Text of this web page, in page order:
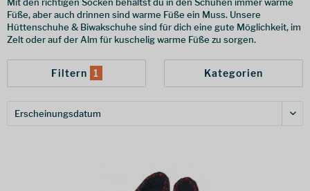
Füße, aber auch drinnen sind warme Füße ein Muss. Unsere
Hüttenschuhe & Biwakschuhe sind für dich eine gute Möglichkeit, im
Zelt oder auf der Alm für kuschelig warme Füße zu sorgen.
Filtern 1 Kategorien